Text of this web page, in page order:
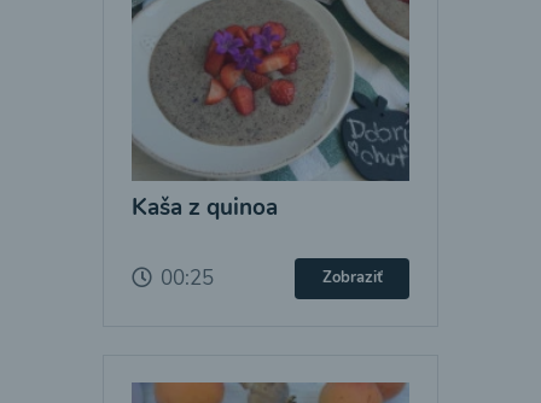
Kaša z quinoa
00:25 Zobraziť